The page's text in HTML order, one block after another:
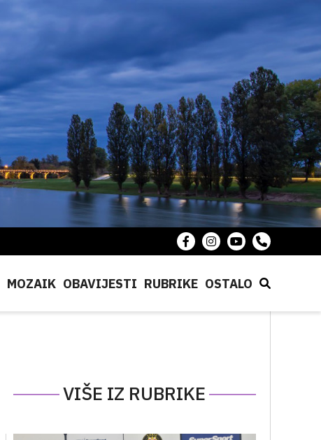
MOZAIK OBAVIJESTI RUBRIKE OSTALO
VIŠE IZ RUBRIKE